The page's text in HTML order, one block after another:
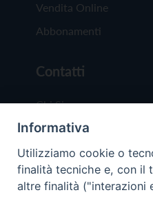
Vendita Online
Abbonamenti
Contatti
Chi Siamo
Redazione
Scrivici
Informativa
Utilizziamo cookie o
finalità tecniche e, con il
altre finalità ("interazioni